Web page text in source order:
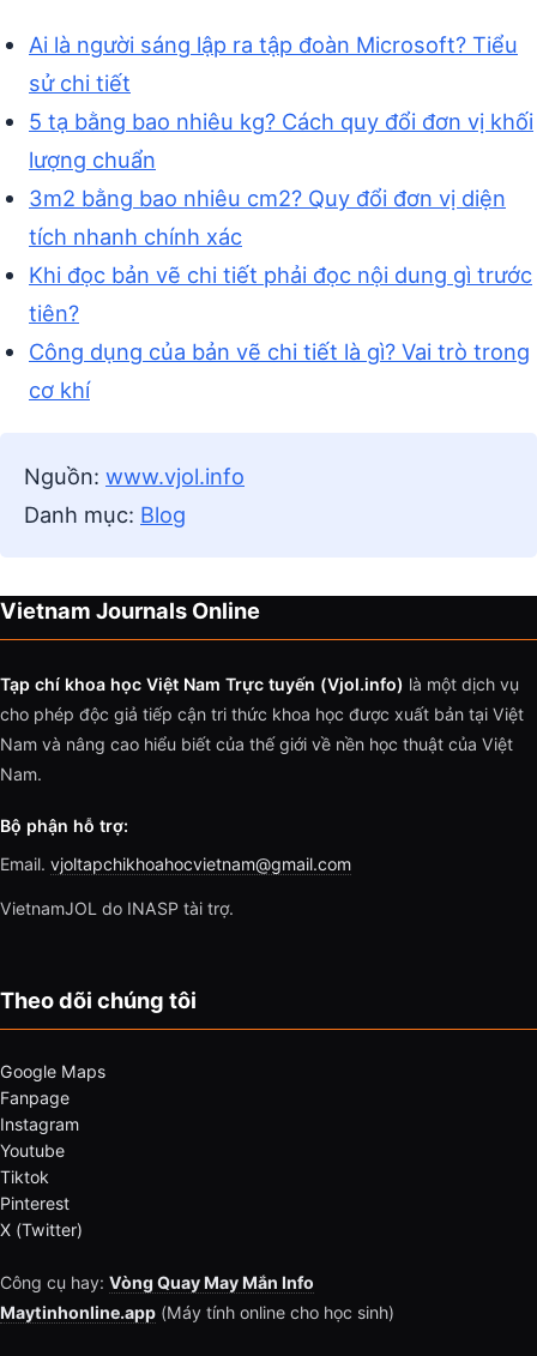
Ai là người sáng lập ra tập đoàn Microsoft? Tiểu
sử chi tiết
5 tạ bằng bao nhiêu kg? Cách quy đổi đơn vị khối
lượng chuẩn
3m2 bằng bao nhiêu cm2? Quy đổi đơn vị diện
tích nhanh chính xác
Khi đọc bản vẽ chi tiết phải đọc nội dung gì trước
tiên?
Công dụng của bản vẽ chi tiết là gì? Vai trò trong
cơ khí
Nguồn: www.vjol.info
Danh mục: Blog
Vietnam Journals Online
Tạp chí khoa học Việt Nam Trực tuyến (Vjol.info) là một dịch vụ
cho phép độc giả tiếp cận tri thức khoa học được xuất bản tại Việt
Nam và nâng cao hiểu biết của thế giới về nền học thuật của Việt
Nam.
Bộ phận hỗ trợ:
Email. vjoltapchikhoahocvietnam@gmail.com
VietnamJOL do INASP tài trợ.
Theo dõi chúng tôi
Google Maps
Fanpage
Instagram
Youtube
Tiktok
Pinterest
X (Twitter)
Công cụ hay: Vòng Quay May Mắn Info
Maytinhonline.app (Máy tính online cho học sinh)